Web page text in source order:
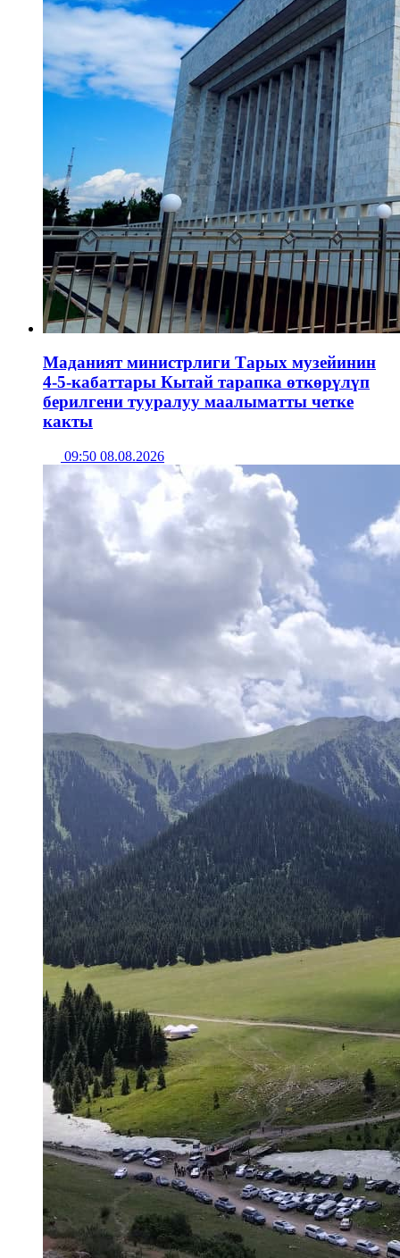
Маданият министрлиги Тарых музейинин
4-5-кабаттары Кытай тарапка өткөрүлүп
берилгени тууралуу маалыматты четке
какты
09:50 08.08.2026